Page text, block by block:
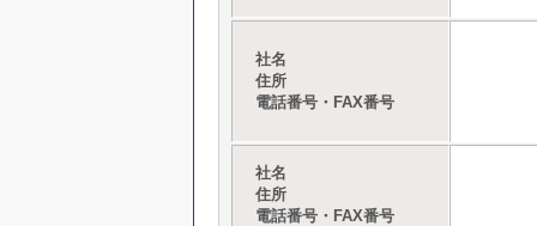
社名
住所
電話番号・FAX番号
社名
住所
電話番号・FAX番号